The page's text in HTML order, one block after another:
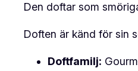
Den doftar som
Doften är känd för sin
Doftfamilj: